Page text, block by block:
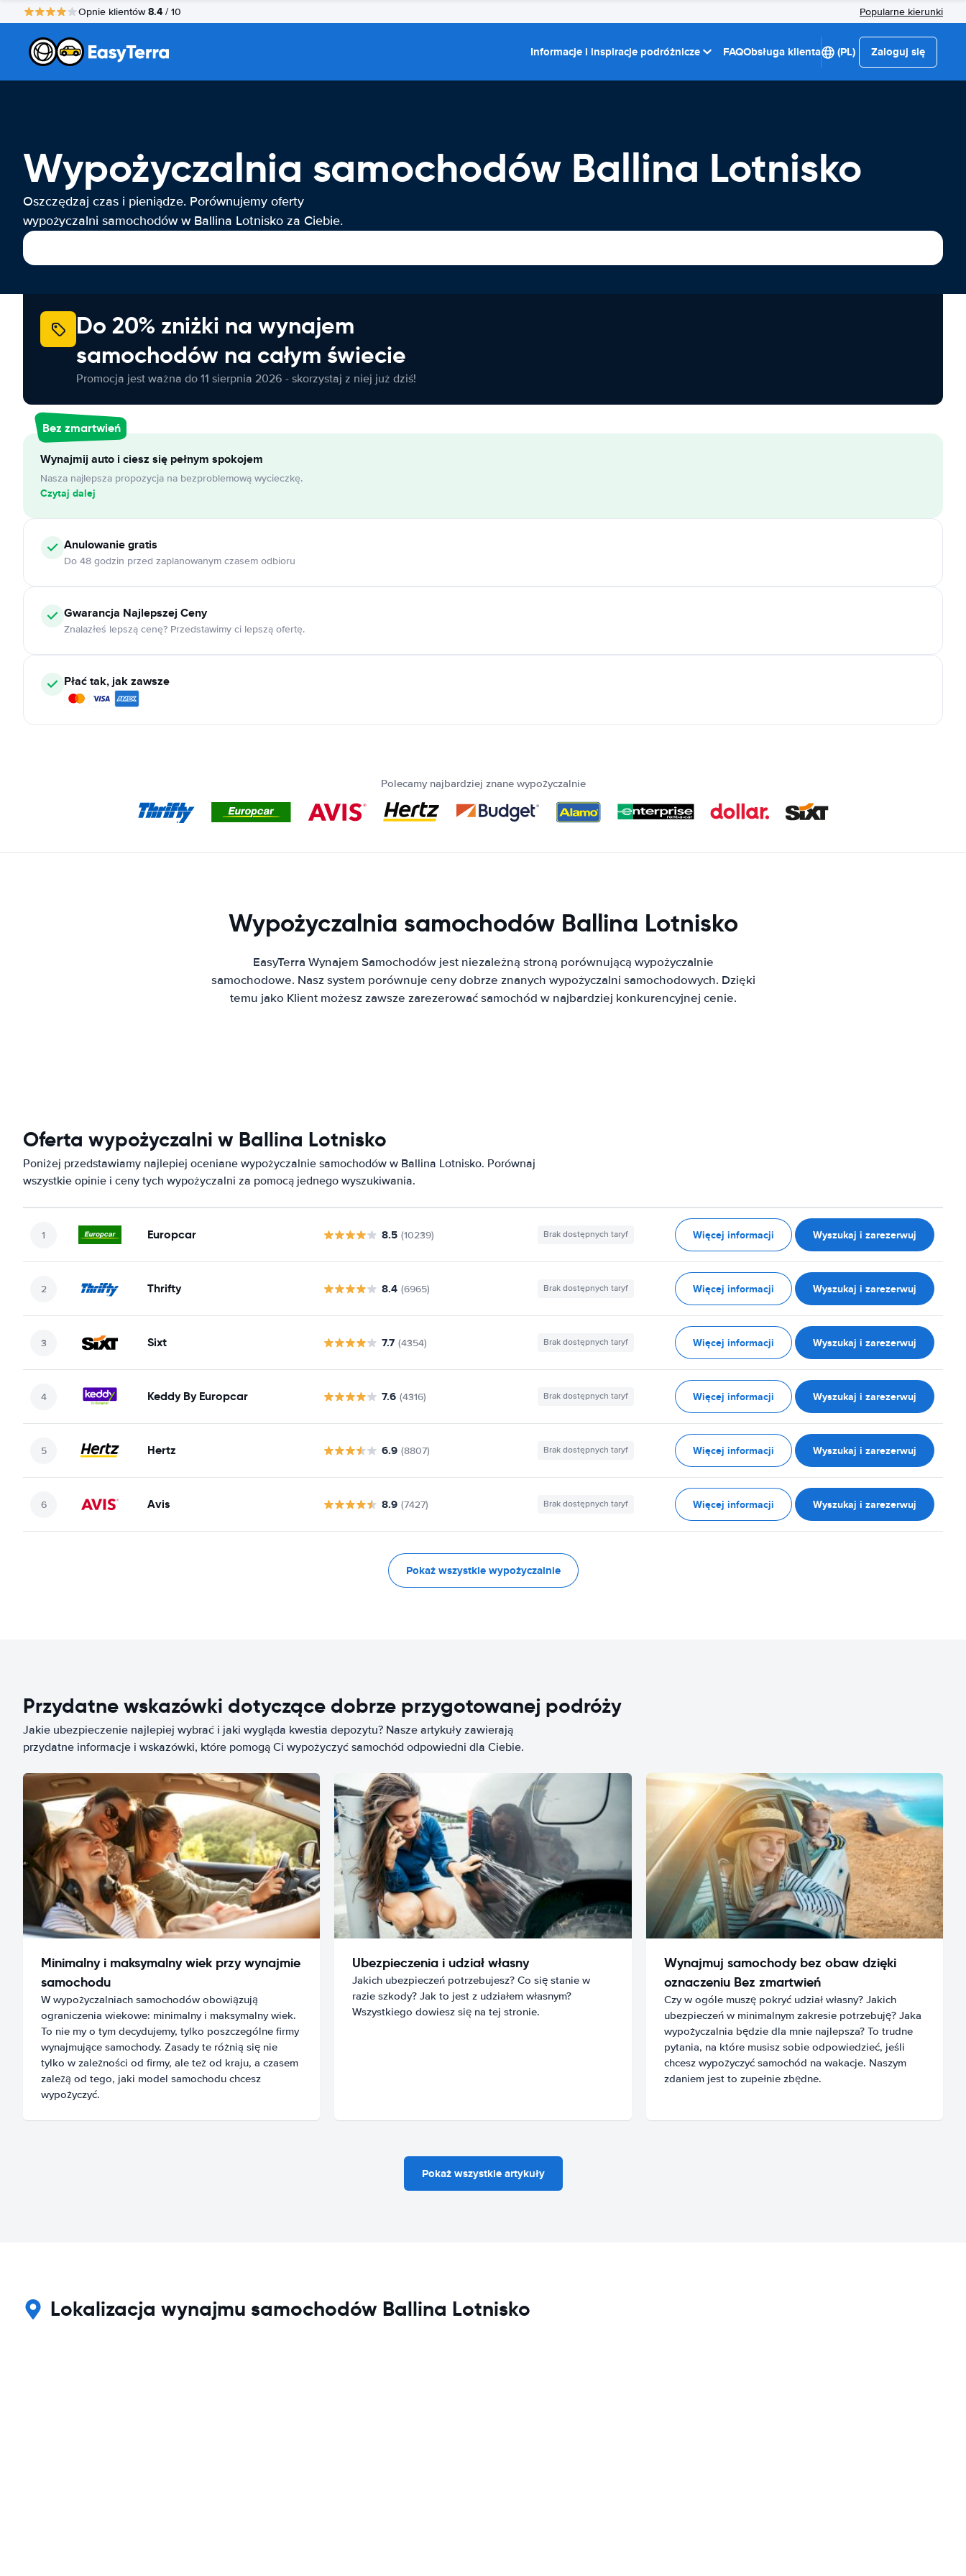
Opnie klientów8.4 / 10 Popularne kierunki
Informacje i inspiracje podróżnicze FAQObsługa klienta (PL) Zaloguj się
Wypożyczalnia samochodów Ballina Lotnisko
Oszczędzaj czas i pieniądze. Porównujemy oferty
wypożyczalni samochodów w Ballina Lotnisko za Ciebie.
Do 20% zniżki na wynajem
samochodów na całym świecie
Promocja jest ważna do 11 sierpnia 2026 - skorzystaj z niej już dziś!
Bez zmartwień
Wynajmij auto i ciesz się pełnym spokojem
Nasza najlepsza propozycja na bezproblemową wycieczkę.
Czytaj dalej
Anulowaniegratis
Do 48 godzin przed zaplanowanym czasem odbioru
Gwarancja Najlepszej Ceny
Znalazłeś lepszą cenę? Przedstawimy ci lepszą ofertę.
Płać tak, jak zawsze
Polecamy najbardziej znane wypożyczalnie
Wypożyczalnia samochodów Ballina Lotnisko
EasyTerra Wynajem Samochodów jest niezależną stroną porównującą wypożyczalnie
samochodowe. Nasz system porównuje ceny dobrze znanych wypożyczalni samochodowych. Dzięki
temu jako Klient możesz zawsze zarezerować samochód w najbardziej konkurencyjnej cenie.
Oferta wypożyczalni w Ballina Lotnisko
Poniżej przedstawiamy najlepiej oceniane wypożyczalnie samochodów w Ballina Lotnisko. Porównaj
wszystkie opinie i ceny tych wypożyczalni za pomocą jednego wyszukiwania.
Europcar 8.5 (10239) Brak dostępnych taryf Więcej informacji Wyszukaj i zarezerwuj
Thrifty 8.4 (6965) Brak dostępnych taryf Więcej informacji Wyszukaj i zarezerwuj
Sixt 7.7 (4354) Brak dostępnych taryf Więcej informacji Wyszukaj i zarezerwuj
Keddy By Europcar 7.6 (4316) Brak dostępnych taryf Więcej informacji Wyszukaj i zarezerwuj
Hertz 6.9 (8807) Brak dostępnych taryf Więcej informacji Wyszukaj i zarezerwuj
Avis 8.9 (7427) Brak dostępnych taryf Więcej informacji Wyszukaj i zarezerwuj
Pokaż wszystkie wypożyczalnie
Przydatne wskazówki dotyczące dobrze przygotowanej podróży
Jakie ubezpieczenie najlepiej wybrać i jaki wygląda kwestia depozytu? Nasze artykuły zawierają
przydatne informacje i wskazówki, które pomogą Ci wypożyczyć samochód odpowiedni dla Ciebie.
Minimalny i maksymalny wiek przy wynajmie
samochodu
W wypożyczalniach samochodów obowiązują
ograniczenia wiekowe: minimalny i maksymalny wiek.
To nie my o tym decydujemy, tylko poszczególne firmy
wynajmujące samochody. Zasady te różnią się nie
tylko w zależności od firmy, ale też od kraju, a czasem
zależą od tego, jaki model samochodu chcesz
wypożyczyć.
Ubezpieczenia i udział własny
Jakich ubezpieczeń potrzebujesz? Co się stanie w
razie szkody? Jak to jest z udziałem własnym?
Wszystkiego dowiesz się na tej stronie.
Wynajmuj samochody bez obaw dzięki
oznaczeniu Bez zmartwień
Czy w ogóle muszę pokryć udział własny? Jakich
ubezpieczeń w minimalnym zakresie potrzebuję? Jaka
wypożyczalnia będzie dla mnie najlepsza? To trudne
pytania, na które musisz sobie odpowiedzieć, jeśli
chcesz wypożyczyć samochód na wakacje. Naszym
zdaniem jest to zupełnie zbędne.
Pokaż wszystkie artykuły
Lokalizacja wynajmu samochodów Ballina Lotnisko